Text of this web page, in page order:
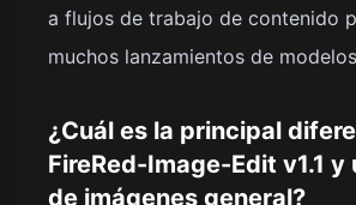
a flujos de trabajo de contenido
muchos lanzamientos de
¿Cuál es la principal
FireRed-Image-Edit v1.1 y
de imágenes general?